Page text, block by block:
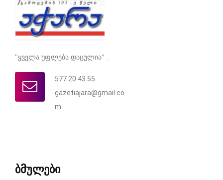
"ყველა უფლება დაცულია" .
577 20 43 55
gazetiajara@gmail.co
m
ბმულები